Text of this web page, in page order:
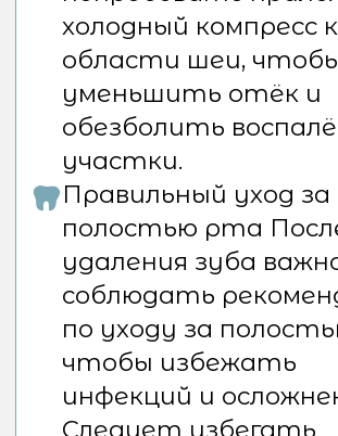
ВАЖНО!
Есть противопоказания. Не
применяйте информацию
со страницы как инструкцию
для самолечения или
диагностики. Необходимо
проконсультироваться
с вашим лечащим врачом для
правильной постановки
диагноза и проведения курса
лечения.